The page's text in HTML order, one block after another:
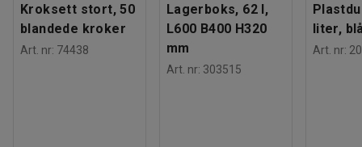
Kroksett stort, 50
blandede kroker
Art. nr: 74438
Lagerboks, 62 l,
L600 B400 H320
mm
Art. nr: 303515
liter,
Art. nr: